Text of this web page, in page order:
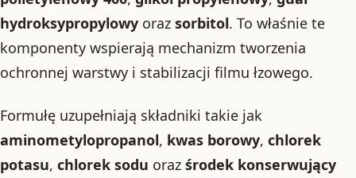
hydroksypropylowy oraz sorbitol. To właśnie te
komponenty wspierają mechanizm tworzenia
ochronnej warstwy i stabilizacji filmu łzowego.
Formułę uzupełniają składniki takie jak
aminometylopropanol, kwas borowy, chlorek
potasu, chlorek sodu oraz środek konserwujący